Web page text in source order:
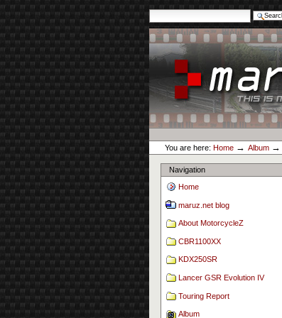
Search Site
Advanced Search…
Skip
to
content.
navigation
Personal
tools
You are here: Home → Album →
Navigation
Home
maruz.net blog
About MotorcycleZ
CBR1100XX
KDX250SR
Lancer GSR Evolution IV
Touring Report
Album